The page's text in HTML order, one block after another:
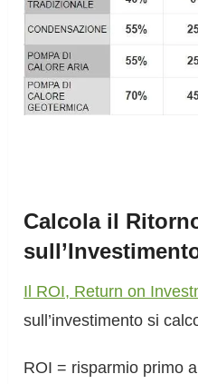
Calcola il
Il ROI, Return on
sull’investimento si
ROI = risparmio primo